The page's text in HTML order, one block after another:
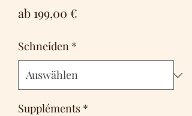
ab 199,00 €
Schneiden *
Suppléments *